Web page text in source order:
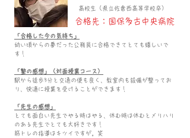
高校生 （県立佐倉 西 高等 学校卒）
合格先：国保多古中央病院
「合格した今の気持ち」
幼い頃からの夢だった公務員に合格できてとても嬉しいで
す！
「塾の感想」（対面授業コース）
駅から徒歩3分と交通の便も良く、教室内も設備が整ってお
り、快適に授業を受けることができます！
「先生の感想」
とても面白い先生でやる時はやる、休む時は休むとメリハリ
のある先生でとても大好きです！
筋トレの指導はキツイですが。笑